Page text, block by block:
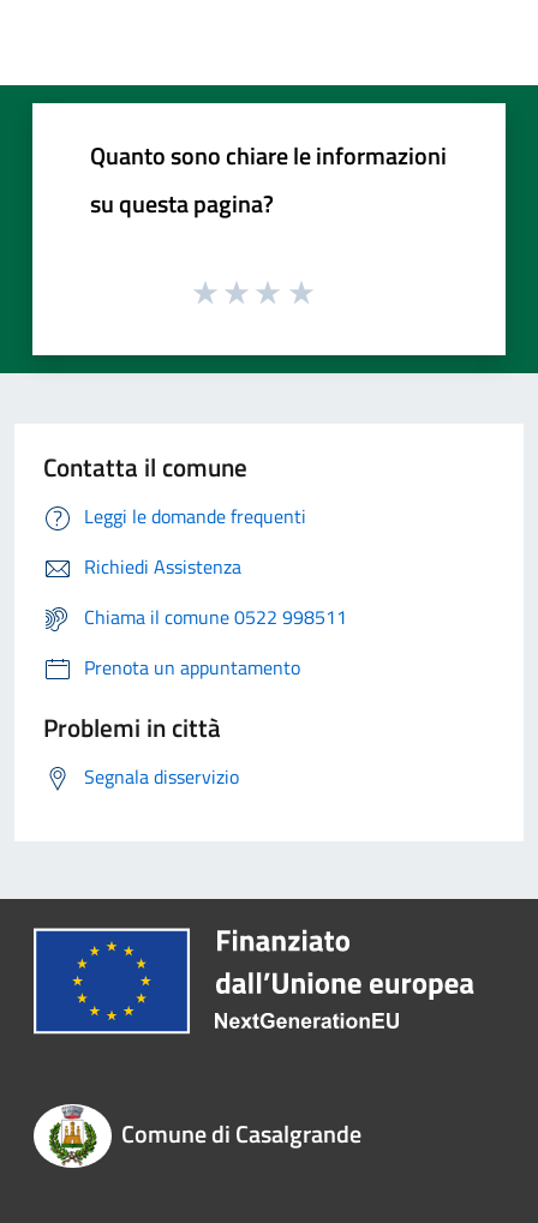
Quanto sono chiare le informazioni
su questa pagina?
Contatta il comune
Leggi le domande frequenti
Richiedi Assistenza
Chiama il comune 0522 998511
Prenota un appuntamento
Problemi in città
Segnala disservizio
Comune di Casalgrande